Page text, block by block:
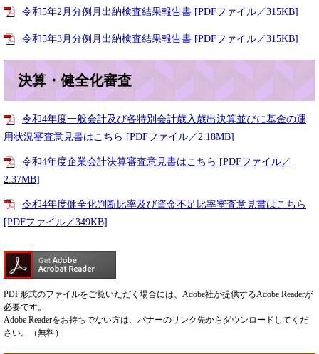
令和5年2月分例月出納検査結果報告書 [PDFファイル／315KB]
令和5年3月分例月出納検査結果報告書 [PDFファイル／315KB]
決算・健全化審査
令和4年度一般会計及び各特別会計歳入歳出決算並びに基金の運
用状況審査意見書はこちら [PDFファイル／2.18MB]
令和4年度企業会計決算審査意見書はこちら [PDFファイル／
2.37MB]
令和4年度健全化判断比率及び資金不足比率審査意見書はこちら
[PDFファイル／349KB]
PDF形式のファイルをご覧いただく場合には、Adobe社が提供するAdobe Readerが
必要です。
Adobe Readerをお持ちでない方は、バナーのリンク先からダウンロードしてくだ
さい。（無料）